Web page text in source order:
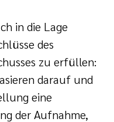
in die Lage
des
zu erfüllen:
darauf und
eine
der Aufnahme,